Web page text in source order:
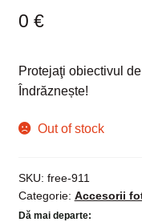
0 €
Protejaţi obiectivul
Îndrăznește!
Out of stock
SKU: free-911
Categorie: Accesorii
Dă mai departe: